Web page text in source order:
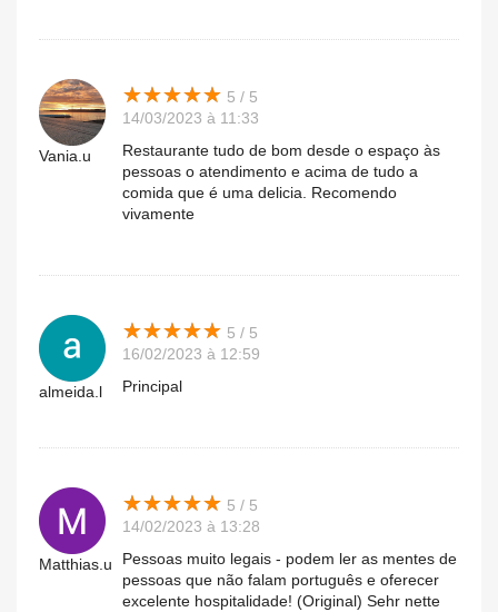
Vania.u
★★★★★
★★★★★ 5 / 5
14/03/2023 à 11:33
Restaurante tudo de bom desde o espaço às
pessoas o atendimento e acima de tudo a
comida que é uma delicia. Recomendo
vivamente
almeida.l
★★★★★
★★★★★ 5 / 5
16/02/2023 à 12:59
Principal
Matthias.u
★★★★★
★★★★★ 5 / 5
14/02/2023 à 13:28
Pessoas muito legais - podem ler as mentes de
pessoas que não falam português e oferecer
excelente hospitalidade! (Original) Sehr nette